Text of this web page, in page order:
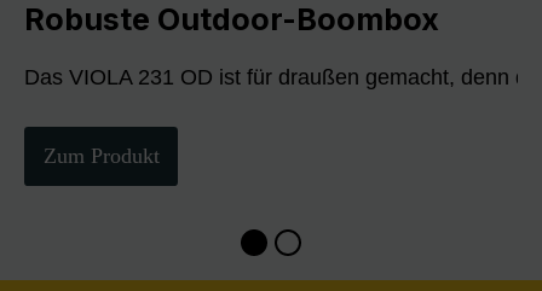
Robuste Outdoor-Boombox
Das VIOLA 231 OD ist für draußen gemacht, denn
Zum Produkt